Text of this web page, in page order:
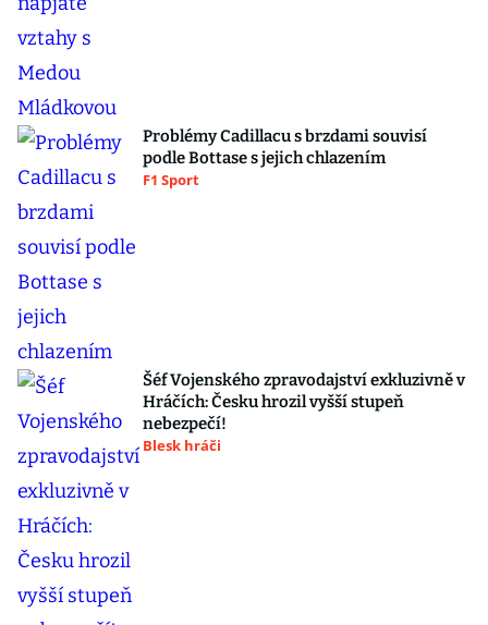
Problémy Cadillacu s brzdami souvisí
podle Bottase s jejich chlazením
F1 Sport
Šéf Vojenského zpravodajství exkluzivně v
Hráčích: Česku hrozil vyšší stupeň
nebezpečí!
Blesk hráči